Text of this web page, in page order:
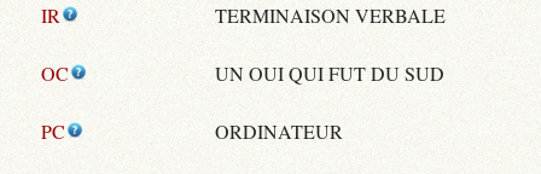
IR TERMINAISON VERBALE
OC UN OUI QUI FUT DU SUD
PC ORDINATEUR